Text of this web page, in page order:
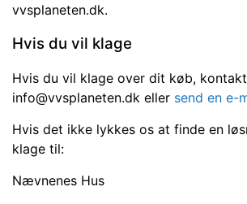
vvsplaneten.dk.
Hvis du vil klage
Hvis du vil klage over dit køb,
info@vvsplaneten.dk eller send en e-
Hvis det ikke lykkes os at finde en
klage til:
Nævnenes Hus